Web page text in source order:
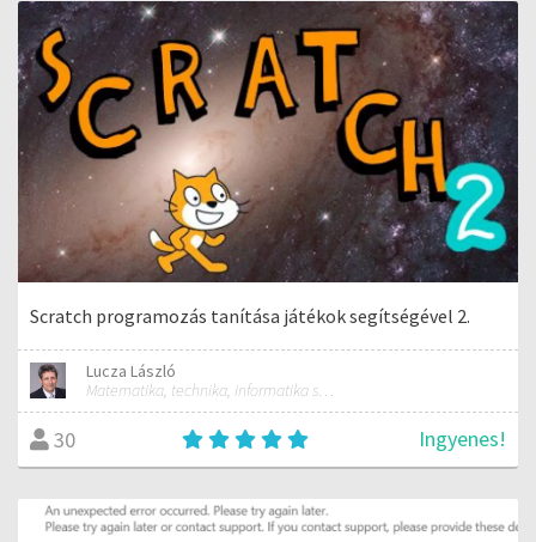
Scratch programozás tanítása játékok segítségével 2.
Lucza László
Matematika, technika, informatika szakos általános iskolai tanár; mentorpedagógus, mestertanár
30 Ingyenes!